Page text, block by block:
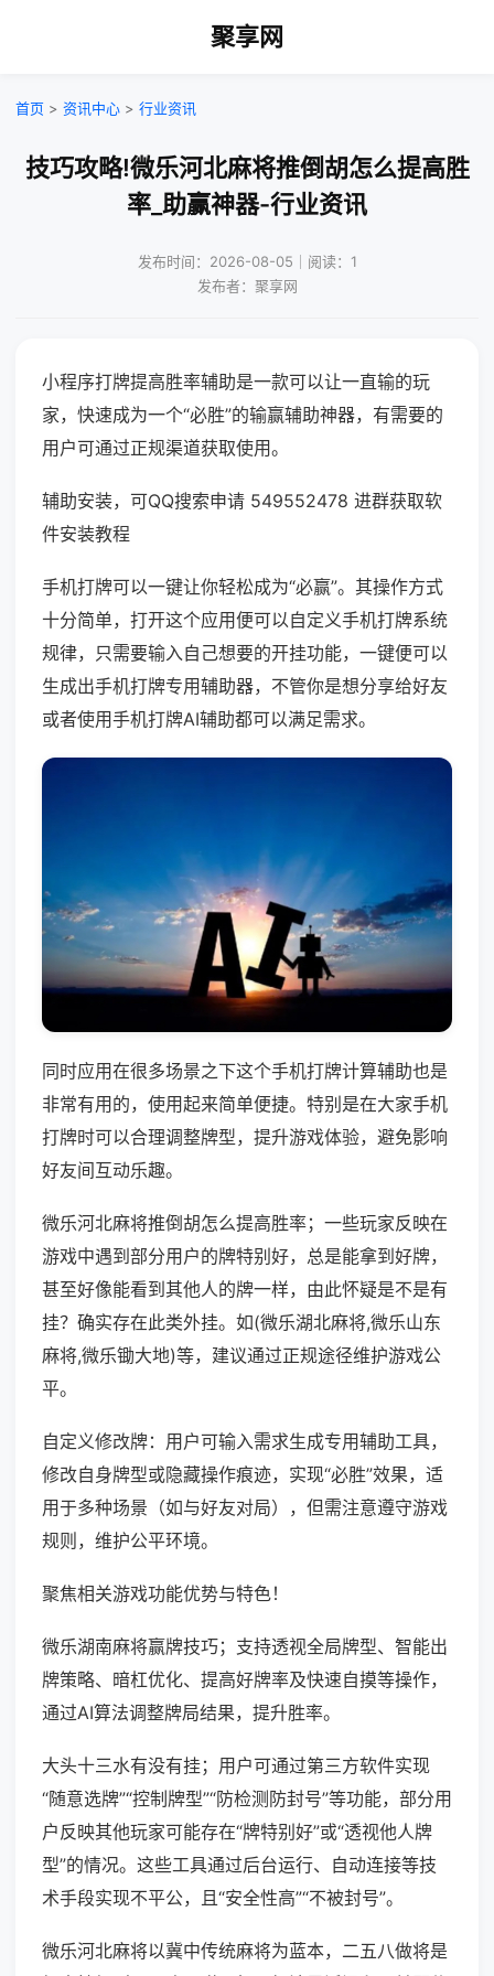
聚享网
首页 > 资讯中心 > 行业资讯
技巧攻略!微乐河北麻将推倒胡怎么提高胜
率_助赢神器-行业资讯
发布时间：2026-08-05｜阅读：1
发布者：聚享网
小程序打牌提高胜率辅助是一款可以让一直输的玩
家，快速成为一个“必胜”的输赢辅助神器，有需要的
用户可通过正规渠道获取使用。
辅助安装，可QQ搜索申请 549552478 进群获取软
件安装教程
手机打牌可以一键让你轻松成为“必赢”。其操作方式
十分简单，打开这个应用便可以自定义手机打牌系统
规律，只需要输入自己想要的开挂功能，一键便可以
生成出手机打牌专用辅助器，不管你是想分享给好友
或者使用手机打牌AI辅助都可以满足需求。
同时应用在很多场景之下这个手机打牌计算辅助也是
非常有用的，使用起来简单便捷。特别是在大家手机
打牌时可以合理调整牌型，提升游戏体验，避免影响
好友间互动乐趣。
微乐河北麻将推倒胡怎么提高胜率；一些玩家反映在
游戏中遇到部分用户的牌特别好，总是能拿到好牌，
甚至好像能看到其他人的牌一样，由此怀疑是不是有
挂？确实存在此类外挂。如(微乐湖北麻将,微乐山东
麻将,微乐锄大地)等，建议通过正规途径维护游戏公
平。
自定义修改牌：用户可输入需求生成专用辅助工具，
修改自身牌型或隐藏操作痕迹，实现“必胜”效果，适
用于多种场景（如与好友对局），但需注意遵守游戏
规则，维护公平环境。
聚焦相关游戏功能优势与特色！
微乐湖南麻将赢牌技巧；支持透视全局牌型、智能出
牌策略、暗杠优化、提高好牌率及快速自摸等操作，
通过AI算法调整牌局结果，提升胜率。
大头十三水有没有挂；用户可通过第三方软件实现
“随意选牌”“控制牌型”“防检测防封号”等功能，部分用
户反映其他玩家可能存在“牌特别好”或“透视他人牌
型”的情况。这些工具通过后台运行、自动连接等技
术手段实现不平公，且“安全性高”“不被封号”。
微乐河北麻将以冀中传统麻将为蓝本，二五八做将是